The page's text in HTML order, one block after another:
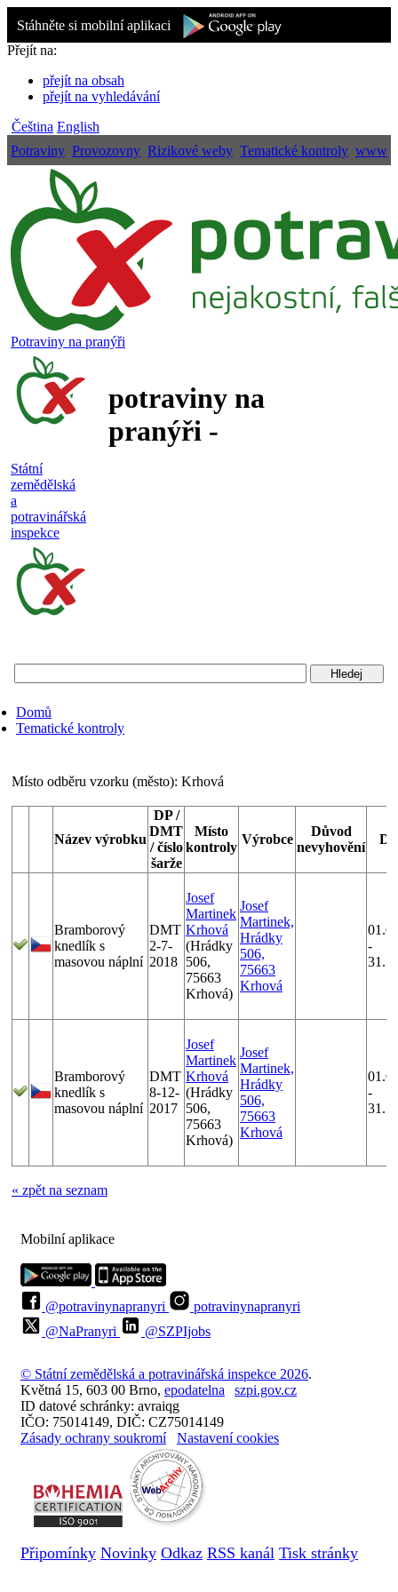
Stáhněte si mobilní aplikaci
Přejít na:
přejít na obsah
přejít na vyhledávání
Čeština English
Potraviny Provozovny Rizikové weby Tematické kontroly www
Potraviny na pranýři
potraviny na
pranýři -
Státní
zemědělská
a
potravinářská
inspekce
potravinářská
inspekce
Domů
Tematické kontroly
Místo odběru vzorku (město): Krhová
Název výrobku
DP /
DMT
/ číslo
šarže
Místo
kontroly
Výrobce
Důvod
nevyhovění
Bramborový
knedlík s
masovou náplní
DMT
2-7-
2018
Josef
Martinek
Krhová
(Hrádky
506,
75663
Krhová)
Josef
Martinek,
Hrádky
506,
75663
Krhová
-
Bramborový
knedlík s
masovou náplní
DMT
8-12-
2017
Josef
Martinek
Krhová
(Hrádky
506,
75663
Krhová)
Josef
Martinek,
Hrádky
506,
75663
Krhová
-
« zpět na seznam
Mobilní aplikace
@potravinynapranyri
potravinynapranyri
@NaPranyri
@SZPIjobs
© Státní zemědělská a potravinářská inspekce 2026.
Květná 15, 603 00 Brno, epodatelna
szpi.gov.cz
ID datové schránky: avraiqg
IČO: 75014149, DIČ: CZ75014149
Zásady ochrany soukromí
Nastavení cookies
Připomínky Novinky Odkaz RSS kanál Tisk stránky